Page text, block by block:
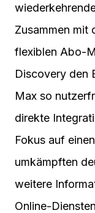
Zusammen mit
flexiblen Abo-
Discovery den
Max so
direkte
Fokus auf
umkämpften
weitere
Online-